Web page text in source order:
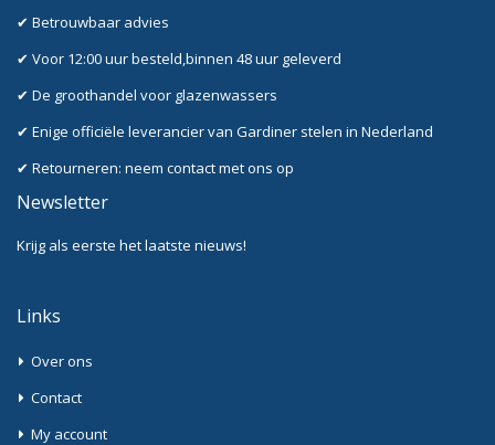
✔ Betrouwbaar advies
✔ Voor 12:00 uur besteld,binnen 48 uur geleverd
✔ De groothandel voor glazenwassers
✔ Enige officiële leverancier van Gardiner stelen in Nederland
✔ Retourneren: neem contact met ons op
Newsletter
Krijg als eerste het laatste nieuws!
Links
Over ons
Contact
My account